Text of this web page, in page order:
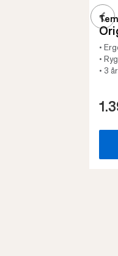
•
•
• 3